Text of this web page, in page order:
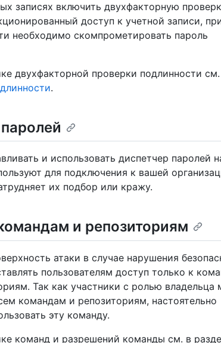
записях включить двухфакторную
доступ к учетной записи,
необходимо скомпрометировать пароль
двухфакторной проверки подлинности
.
и использовать диспетчер паролей
для подключения к вашей
их подбор или кражу.
и репозиториям
атаки в случае нарушения
пользователям доступ только к
Так как участники с ролью владельца
командам и репозиториям, настоятельно
эту команду.
команд и разрешений команды см. в